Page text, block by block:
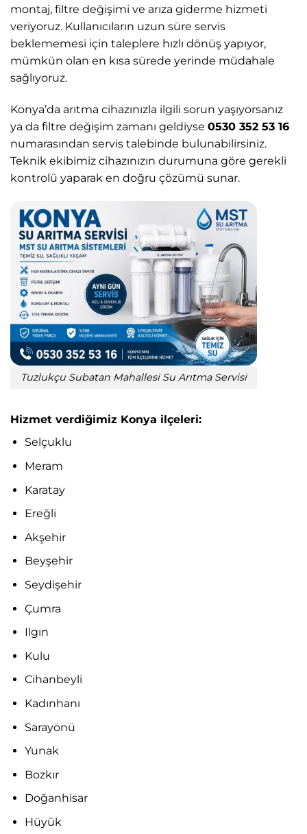
montaj, filtre değişimi ve arıza giderme hizmeti
veriyoruz. Kullanıcıların uzun süre servis
beklememesi için taleplere hızlı dönüş yapıyor,
mümkün olan en kısa sürede yerinde müdahale
sağlıyoruz.
Konya’da arıtma cihazınızla ilgili sorun yaşıyorsanız
ya da filtre değişim zamanı geldiyse 0530 352 53 16
numarasından servis talebinde bulunabilirsiniz.
Teknik ekibimiz cihazınızın durumuna göre gerekli
kontrolü yaparak en doğru çözümü sunar.
Tuzlukçu Subatan Mahallesi Su Arıtma Servisi
Hizmet verdiğimiz Konya ilçeleri:
Selçuklu
Meram
Karatay
Ereğli
Akşehir
Beyşehir
Seydişehir
Çumra
Ilgın
Kulu
Cihanbeyli
Kadınhanı
Sarayönü
Yunak
Bozkır
Doğanhisar
Hüyük